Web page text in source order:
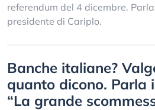
referendum del 4 dicembre.
presidente di Cariplo.
Banche italiane?
quanto dicono. Parla
“La grande